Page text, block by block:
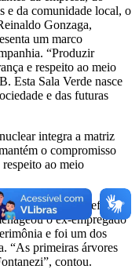
e da comunidade local, o
Gonzaga,
um marco
“Produzir
e respeito ao meio
Esta Sala Verde nasce
e das futuras
integra a matriz
o compromisso
ao meio
de Almeida, reforçou
o ex-empregado
e foi um dos
“As primeiras árvores
contou.